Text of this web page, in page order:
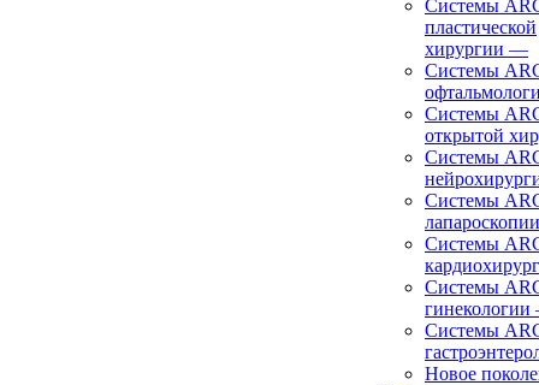
Системы
пластической
хирургии —
Системы
Системы
открытой
Системы
Системы
лапароскопии
Системы
Системы
гинекологии
Системы
Новое